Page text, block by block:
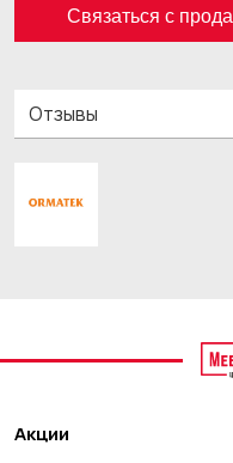
Связаться с
Отзывы
Акции